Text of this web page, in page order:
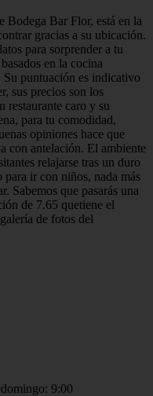
Bodega Bar Flor, está en la
gracias a su ubicación.
para sorprender a tu
en la cocina
Su puntuación es indicativo
sus precios son los
restaurante caro y su
para tu comodidad,
opiniones hace que
con antelación. El ambiente
relajarse tras un duro
para ir con niños, nada más
Sabemos que pasarás una
de 7.65 quetiene el
de fotos del
9:00